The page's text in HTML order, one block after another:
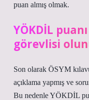
puan almış olmak.
YÖKDİL
görevlisi
Son olarak ÖSYM
açıklama yapmış ve
Bu nedenle YÖKDİL